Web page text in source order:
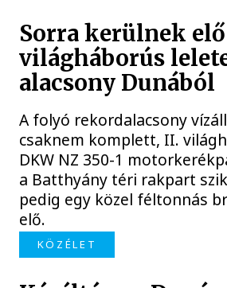
Sorra kerülnek elő
világháborús
alacsony Dunából
A folyó rekordalacsony
csaknem komplett, II.
DKW NZ 350-1
a Batthyány téri rakpart
pedig egy közel féltonnás
elő.
KÖZÉLET